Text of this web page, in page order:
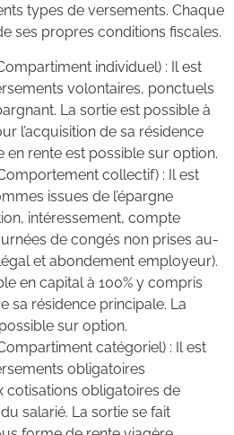
types de versements. Chaque
ses propres conditions fiscales.
individuel) : Il est
volontaires, ponctuels
La sortie est possible à
l’acquisition de sa résidence
en rente est possible sur option.
collectif) : Il est
issues de l’épargne
intéressement, compte
de congés non prises au-
et abondement employeur).
en capital à 100% y compris
sa résidence principale. La
sur option.
catégoriel) : Il est
obligatoires
cotisations obligatoires de
salarié. La sortie se fait